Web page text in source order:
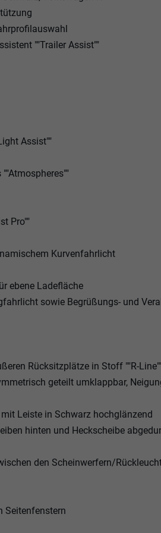
""Trailer Assist""
Assist""
Pro""
Kurvenfahrlicht
ebene Ladefläche
sowie Begrüßungs- und
Rücksitzplätze in Stoff ""R-
geteilt umklappbar,
Leiste in Schwarz hochglänzend
hinten und Heckscheibe
den Scheinwerfern/
Seitenfenstern